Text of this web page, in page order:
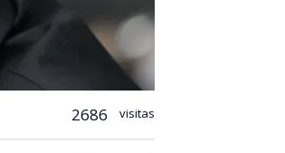
2686 visitas